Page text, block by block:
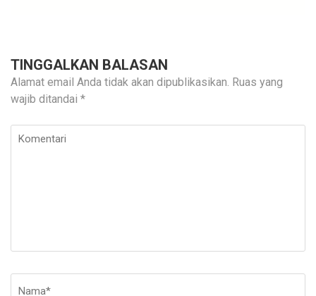
TINGGALKAN BALASAN
Alamat email Anda tidak akan dipublikasikan. Ruas yang
wajib ditandai *
Komentari